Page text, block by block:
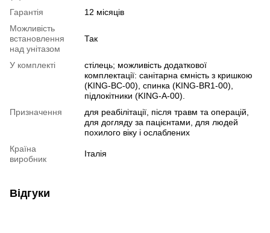
Гарантія
12 місяців
Можливість
встановлення
над унітазом
Так
У комплекті
стілець; можливість додаткової
комплектації: санітарна ємність з кришкою
(KING-BC-00), спинка (KING-BR1-00),
підлокітники (KING-A-00).
Призначення
для реабілітації після травм та операцій
для догляду за пацієнтами
для людей
похилого віку і ослаблених
Країна
виробник
Італія
Відгуки